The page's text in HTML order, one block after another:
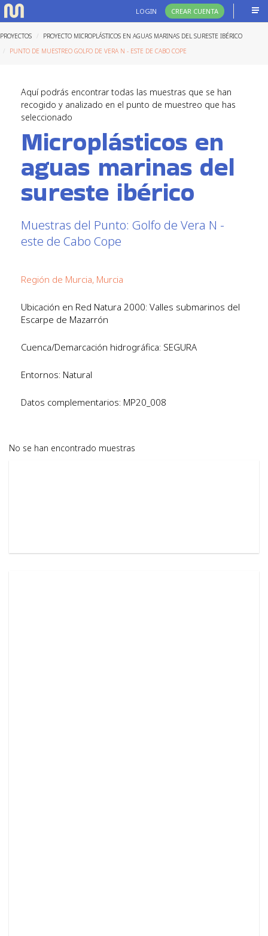
LOGIN CREAR CUENTA
PROYECTOS
PROYECTO MICROPLÁSTICOS EN AGUAS MARINAS DEL SURESTE IBÉRICO
PUNTO DE MUESTREO GOLFO DE VERA N - ESTE DE CABO COPE
Aquí podrás encontrar todas las muestras que se han
recogido y analizado en el punto de muestreo que has
seleccionado
Microplásticos en
aguas marinas del
sureste ibérico
Muestras del Punto: Golfo de Vera N -
este de Cabo Cope
Región de Murcia, Murcia
Ubicación en Red Natura 2000: Valles submarinos del
Escarpe de Mazarrón
Cuenca/Demarcación hidrográfica: SEGURA
Entornos: Natural
Datos complementarios: MP20_008
No se han encontrado muestras